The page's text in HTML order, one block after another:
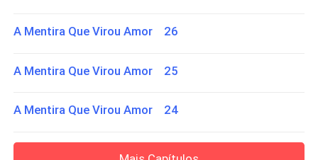
A Mentira Que Virou Amor 26
A Mentira Que Virou Amor 25
A Mentira Que Virou Amor 24